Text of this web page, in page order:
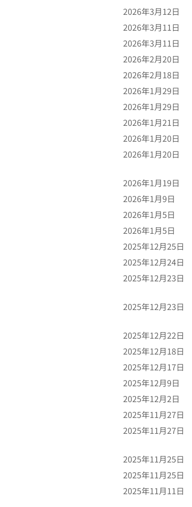
2026年3月12日
2026年3月11日
2026年3月11日
2026年2月20日
2026年2月18日
2026年1月29日
2026年1月29日
2026年1月21日
2026年1月20日
2026年1月20日
2026年1月19日
2026年1月9日
2026年1月5日
2026年1月5日
2025年12月25日
2025年12月24日
2025年12月23日
2025年12月23日
2025年12月22日
2025年12月18日
2025年12月17日
2025年12月9日
2025年12月2日
2025年11月27日
2025年11月27日
2025年11月25日
2025年11月25日
2025年11月11日